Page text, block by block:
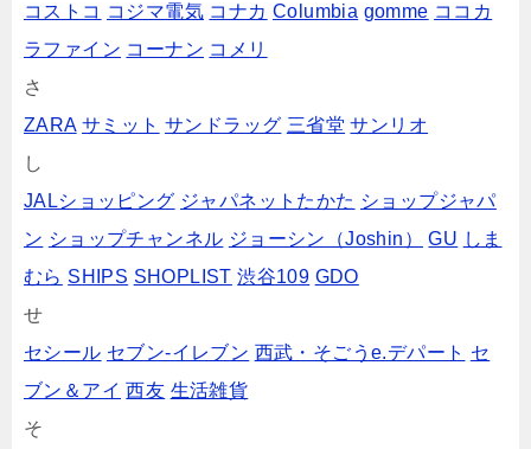
コストコ コジマ電気 コナカ Columbia gomme ココカ
ラファイン コーナン コメリ
さ
ZARA サミット サンドラッグ 三省堂 サンリオ
し
JALショッピング ジャパネットたかた ショップジャパ
ン ショップチャンネル ジョーシン（Joshin） GU しま
むら SHIPS SHOPLIST 渋谷109 GDO
せ
セシール セブン‐イレブン 西武・そごうe.デパート セ
ブン＆アイ 西友 生活雑貨
そ